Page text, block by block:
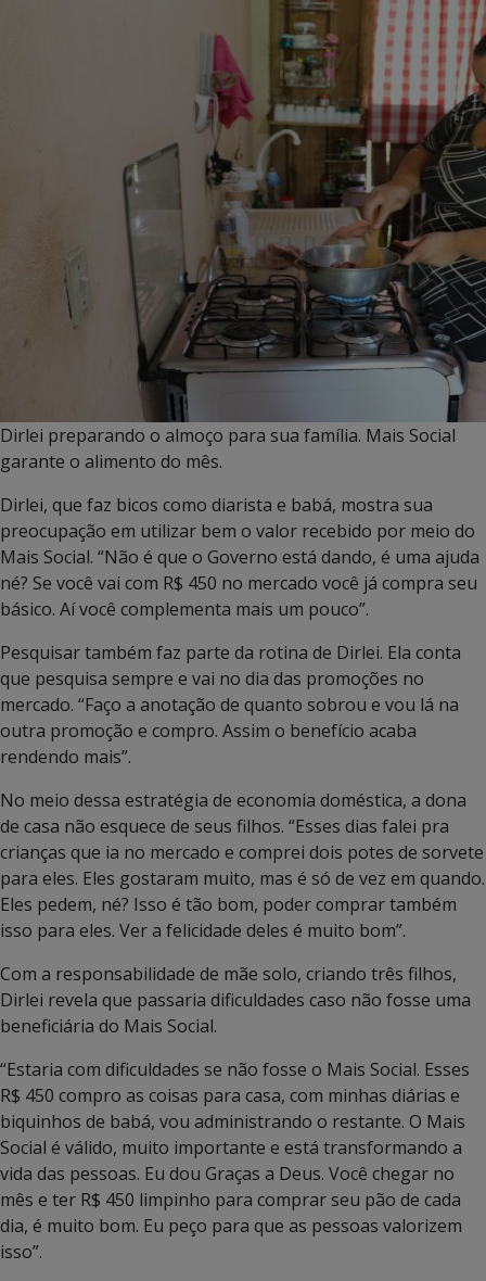
Dirlei preparando o almoço para sua família. Mais Social
garante o alimento do mês.
Dirlei, que faz bicos como diarista e babá, mostra sua
preocupação em utilizar bem o valor recebido por meio do
Mais Social. “Não é que o Governo está dando, é uma ajuda
né? Se você vai com R$ 450 no mercado você já compra seu
básico. Aí você complementa mais um pouco”.
Pesquisar também faz parte da rotina de Dirlei. Ela conta
que pesquisa sempre e vai no dia das promoções no
mercado. “Faço a anotação de quanto sobrou e vou lá na
outra promoção e compro. Assim o benefício acaba
rendendo mais”.
No meio dessa estratégia de economia doméstica, a dona
de casa não esquece de seus filhos. “Esses dias falei pra
crianças que ia no mercado e comprei dois potes de sorvete
para eles. Eles gostaram muito, mas é só de vez em quando.
Eles pedem, né? Isso é tão bom, poder comprar também
isso para eles. Ver a felicidade deles é muito bom”.
Com a responsabilidade de mãe solo, criando três filhos,
Dirlei revela que passaria dificuldades caso não fosse uma
beneficiária do Mais Social.
“Estaria com dificuldades se não fosse o Mais Social. Esses
R$ 450 compro as coisas para casa, com minhas diárias e
biquinhos de babá, vou administrando o restante. O Mais
Social é válido, muito importante e está transformando a
vida das pessoas. Eu dou Graças a Deus. Você chegar no
mês e ter R$ 450 limpinho para comprar seu pão de cada
dia, é muito bom. Eu peço para que as pessoas valorizem
isso”.